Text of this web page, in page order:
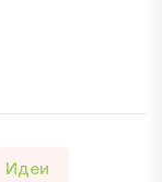
Идеи